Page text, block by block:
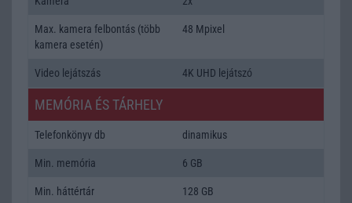
Max. kamera felbontás (több
kamera esetén)
48 Mpixel
Video lejátszás 4K UHD lejátszó
MEMÓRIA ÉS TÁRHELY
Telefonkönyv db dinamikus
Min. memória 6 GB
Min. háttértár 128 GB